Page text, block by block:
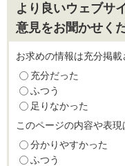
より良いウェブサ
意見をお聞かせく
お求めの情報は充分掲
充分だった
ふつう
足りなかった
このページの内容や表
分かりやすかった
ふつう